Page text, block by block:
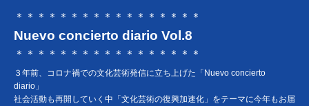
＊＊＊＊＊＊＊＊＊＊＊＊＊＊＊＊＊
Nuevo concierto diario Vol.8
＊＊＊＊＊＊＊＊＊＊＊＊＊＊＊＊＊
３年前、コロナ禍での文化芸術発信に立ち上げた「Nuevo concierto
diario」
社会活動も再開していく中「文化芸術の復興加速化」をテーマに今年もお届